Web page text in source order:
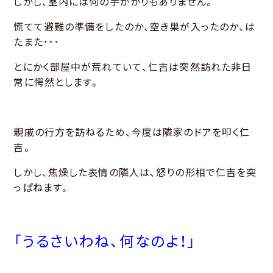
慌てて避難の準備をしたのか、空き巣が入ったのか、は
たまた･･･
とにかく部屋中が荒れていて、仁吉は突然訪れた非日
常に愕然とします。
親戚の行方を訪ねるため、今度は隣家のドアを叩く仁
吉。
しかし、焦燥した表情の隣人は、怒りの形相で仁吉を突
っぱねます。
「うるさいわね、何なのよ！」